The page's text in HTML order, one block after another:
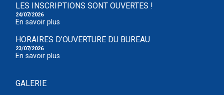
LES INSCRIPTIONS SONT OUVERTES !
24/07/2026
En savoir plus
HORAIRES D'OUVERTURE DU BUREAU
23/07/2026
En savoir plus
GALERIE